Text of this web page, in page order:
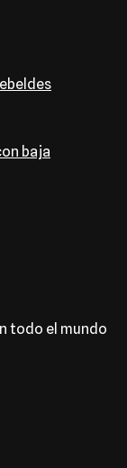
baja
todo el mundo